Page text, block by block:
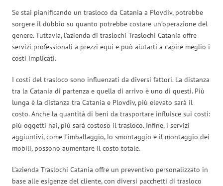
Se stai pianificando un trasloco da Catania a Plovdiv, potrebbe
sorgere il dubbio su quanto potrebbe costare un’operazione del
genere. Tuttavia, l’azienda di traslochi Traslochi Catania offre
servizi professionali a prezzi equi e può aiutarti a capire meglio i
costi implicati.
I costi del trasloco sono influenzati da diversi fattori. La distanza
tra la Catania di partenza e quella di arrivo è uno di questi. Più
lunga è la distanza tra Catania e Plovdiv, più elevato sarà il
costo. Anche la quantità di beni da trasportare influisce sui costi:
più oggetti hai, più sarà costoso il trasloco. Infine, i servizi
aggiuntivi, come l’imballaggio, lo smontaggio e il montaggio dei
mobili, possono aumentare il costo totale.
L’azienda Traslochi Catania offre un preventivo personalizzato in
base alle esigenze del cliente, con diversi pacchetti di trasloco